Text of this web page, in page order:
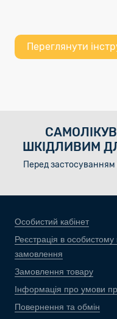
Переглянути
ШКІДЛИВИМ
Перед застосуванням
Особистий кабінет
Реєстрація в
замовлення
Замовлення товару
Інформація про умови
Повернення та обмін